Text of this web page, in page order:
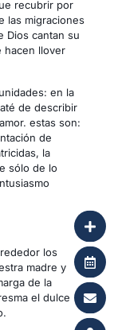
recubrir por
las migraciones
Dios cantan su
hacen llover
en la
de describir
estas son:
de
la
sólo de lo
los
madre y
de la
el dulce